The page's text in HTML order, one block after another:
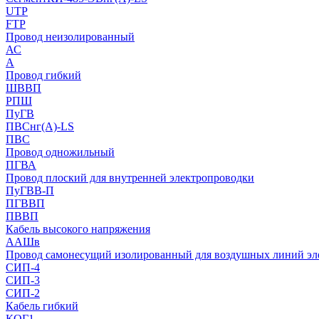
UTP
FTP
Провод неизолированный
АС
А
Провод гибкий
ШВВП
РПШ
ПуГВ
ПВСнг(А)-LS
ПВС
Провод одножильный
ПГВА
Провод плоский для внутренней электропроводки
ПуГВВ-П
ПГВВП
ПВВП
Кабель высокого напряжения
ААШв
Провод самонесущий изолированный для воздушных линий
СИП-4
СИП-3
СИП-2
Кабель гибкий